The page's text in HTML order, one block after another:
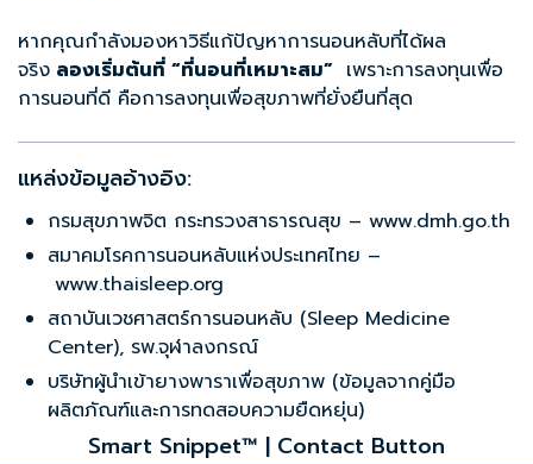
หากคุณกำลังมองหาวิธีแก้ปัญหาการนอนหลับที่ได้ผล
จริง ลองเริ่มต้นที่ “ที่นอนที่เหมาะสม” เพราะการลงทุนเพื่อ
การนอนที่ดี คือการลงทุนเพื่อสุขภาพที่ยั่งยืนที่สุด
แหล่งข้อมูลอ้างอิง:
กรมสุขภาพจิต กระทรวงสาธารณสุข – www.dmh.go.th
สมาคมโรคการนอนหลับแห่งประเทศไทย –
www.thaisleep.org
สถาบันเวชศาสตร์การนอนหลับ (Sleep Medicine
Center), รพ.จุฬาลงกรณ์
บริษัทผู้นำเข้ายางพาราเพื่อสุขภาพ (ข้อมูลจากคู่มือ
ผลิตภัณฑ์และการทดสอบความยืดหยุ่น)
Smart Snippet™ | Contact Button